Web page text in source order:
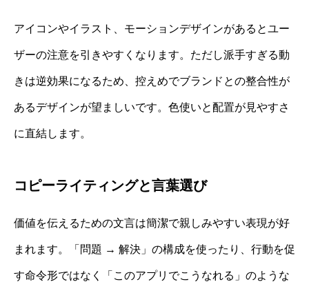
アイコンやイラスト、モーションデザインがあるとユー
ザーの注意を引きやすくなります。ただし派手すぎる動
きは逆効果になるため、控えめでブランドとの整合性が
あるデザインが望ましいです。色使いと配置が見やすさ
に直結します。
コピーライティングと言葉選び
価値を伝えるための文言は簡潔で親しみやすい表現が好
まれます。「問題 → 解決」の構成を使ったり、行動を促
す命令形ではなく「このアプリでこうなれる」のような